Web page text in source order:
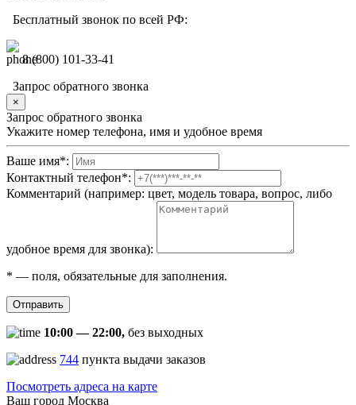
Бесплатный звонок по всей РФ:
8 (800) 101-33-41
Запрос обратного звонка
×
Запрос обратного звонка
Укажите номер телефона, имя и удобное время
Ваше имя*:
Контактный телефон*:
Комментарий (например: цвет, модель товара, вопрос, либо
удобное время для звонка):
* — поля, обязательные для заполнения.
Отправить
10:00 — 22:00, без выходных
744 пункта выдачи заказов
Посмотреть адреса на карте
Ваш город Москва